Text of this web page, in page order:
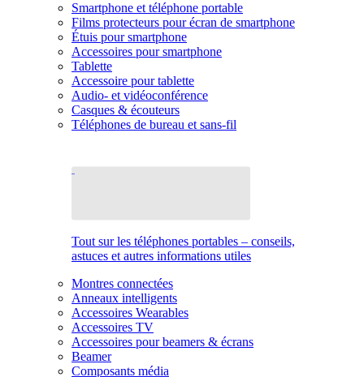
Smartphone et téléphone portable
Films protecteurs pour écran de smartphone
Étuis pour smartphone
Accessoires pour smartphone
Tablette
Accessoire pour tablette
Audio- et vidéoconférence
Casques & écouteurs
Téléphones de bureau et sans-fil
Tout sur les téléphones portables – conseils,
astuces et autres informations utiles
Montres connectées
Anneaux intelligents
Accessoires Wearables
Accessoires TV
Accessoires pour beamers & écrans
Beamer
Composants média